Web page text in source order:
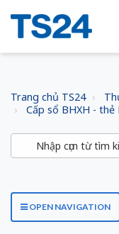
Trang chủ TS24
Cấp sổ BHXH - thẻ
OPEN NAVIGATION